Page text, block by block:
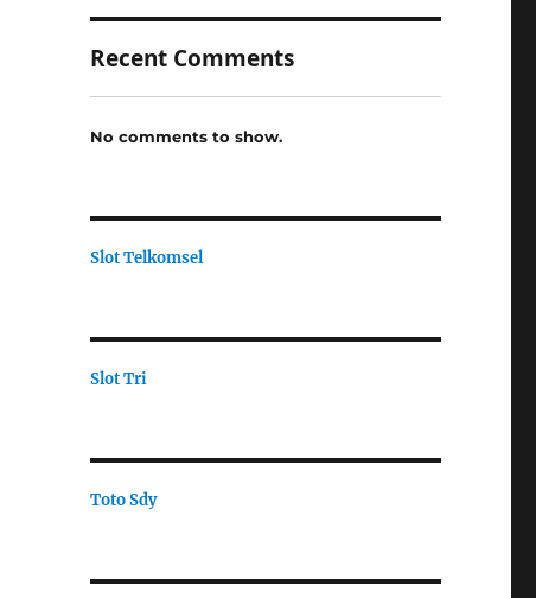
Recent Comments
No comments to show.
Slot Telkomsel
Slot Tri
Toto Sdy